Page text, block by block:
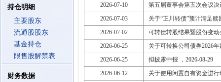
持仓明细
主要股东
流通股股东
基金持仓
限售股解禁表
财务数据
2026-07-10
第五届董事会第五次会议决
2026-07-03
关于“正川转债”预计满足
2026-07-02
可转债转股结果暨股份变动
2026-06-25
关于可转换公司债券2026
2026-06-25
拟披露中报 ，2026-08-29
2026-06-12
关于使用闲置自有资金进